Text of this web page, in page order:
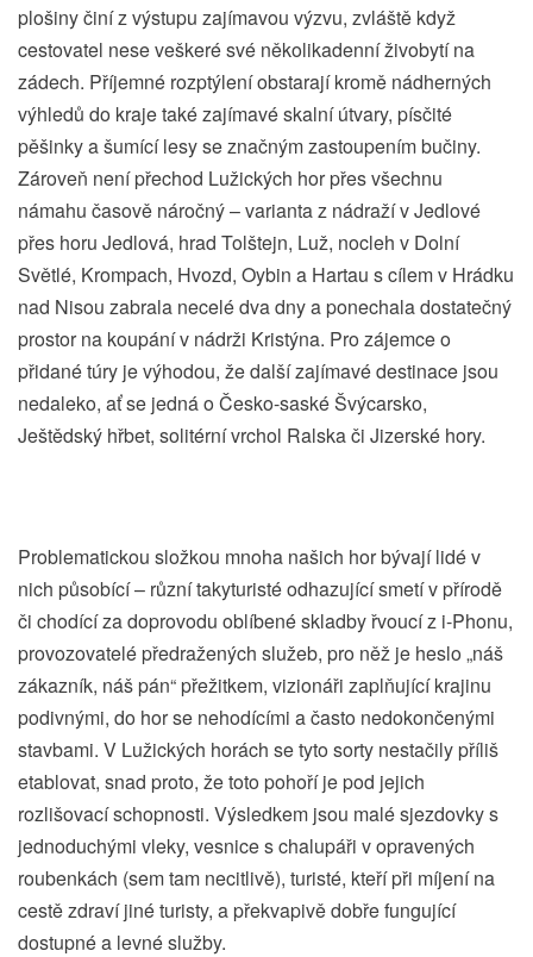
plošiny činí z výstupu zajímavou výzvu, zvláště když
cestovatel nese veškeré své několikadenní živobytí na
zádech. Příjemné rozptýlení obstarají kromě nádherných
výhledů do kraje také zajímavé skalní útvary, písčité
pěšinky a šumící lesy se značným zastoupením bučiny.
Zároveň není přechod Lužických hor přes všechnu
námahu časově náročný – varianta z nádraží v Jedlové
přes horu Jedlová, hrad Tolštejn, Luž, nocleh v Dolní
Světlé, Krompach, Hvozd, Oybin a Hartau s cílem v Hrádku
nad Nisou zabrala necelé dva dny a ponechala dostatečný
prostor na koupání v nádrži Kristýna. Pro zájemce o
přidané túry je výhodou, že další zajímavé destinace jsou
nedaleko, ať se jedná o Česko-saské Švýcarsko,
Ještědský hřbet, solitérní vrchol Ralska či Jizerské hory.
Problematickou složkou mnoha našich hor bývají lidé v
nich působící – různí takyturisté odhazující smetí v přírodě
či chodící za doprovodu oblíbené skladby řvoucí z i-Phonu,
provozovatelé předražených služeb, pro něž je heslo „náš
zákazník, náš pán“ přežitkem, vizionáři zaplňující krajinu
podivnými, do hor se nehodícími a často nedokončenými
stavbami. V Lužických horách se tyto sorty nestačily příliš
etablovat, snad proto, že toto pohoří je pod jejich
rozlišovací schopnosti. Výsledkem jsou malé sjezdovky s
jednoduchými vleky, vesnice s chalupáři v opravených
roubenkách (sem tam necitlivě), turisté, kteří při míjení na
cestě zdraví jiné turisty, a překvapivě dobře fungující
dostupné a levné služby.